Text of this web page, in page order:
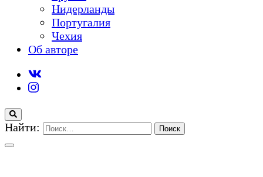
Нидерланды
Португалия
Чехия
Об авторе
Найти: